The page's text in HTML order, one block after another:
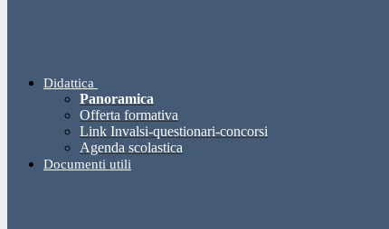
Didattica
Panoramica
Offerta formativa
Link Invalsi-questionari-concorsi
Agenda scolastica
Documenti utili